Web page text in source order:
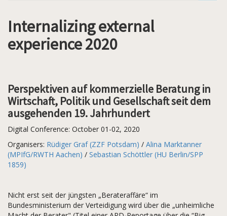
Internalizing external
experience 2020
Perspektiven auf kommerzielle Beratung in
Wirtschaft, Politik und Gesellschaft seit dem
ausgehenden 19. Jahrhundert
Digital Conference: October 01-02, 2020
Organisers: Rüdiger Graf (ZZF Potsdam) / Alina Marktanner
(MPIfG/RWTH Aachen) / Sebastian Schöttler (HU Berlin/SPP
1859)
Nicht erst seit der jüngsten „Berateraffäre“ im
Bundesministerium der Verteidigung wird über die „unheimliche